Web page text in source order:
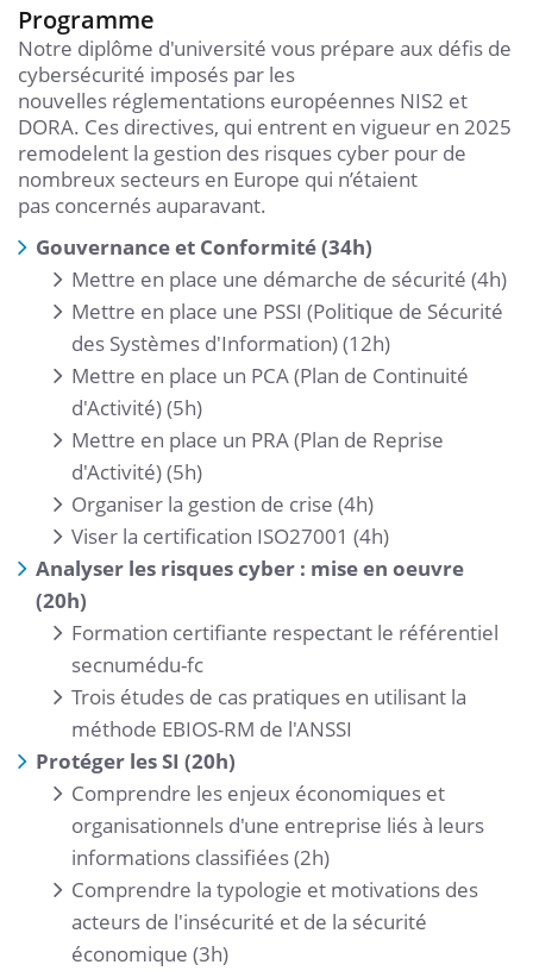
Programme
Notre diplôme d'université vous prépare aux défis de
cybersécurité imposés par les
nouvelles réglementations européennes NIS2 et
DORA. Ces directives, qui entrent en vigueur en 2025
remodelent la gestion des risques cyber pour de
nombreux secteurs en Europe qui n’étaient
pas concernés auparavant.
Gouvernance et Conformité (34h)
Mettre en place une démarche de sécurité (4h)
Mettre en place une PSSI (Politique de Sécurité
des Systèmes d'Information) (12h)
Mettre en place un PCA (Plan de Continuité
d'Activité) (5h)
Mettre en place un PRA (Plan de Reprise
d'Activité) (5h)
Organiser la gestion de crise (4h)
Viser la certification ISO27001 (4h)
Analyser les risques cyber : mise en oeuvre
(20h)
Formation certifiante respectant le référentiel
secnumédu-fc
Trois études de cas pratiques en utilisant la
méthode EBIOS-RM de l'ANSSI
Protéger les SI (20h)
Comprendre les enjeux économiques et
organisationnels d'une entreprise liés à leurs
informations classifiées (2h)
Comprendre la typologie et motivations des
acteurs de l'insécurité et de la sécurité
économique (3h)